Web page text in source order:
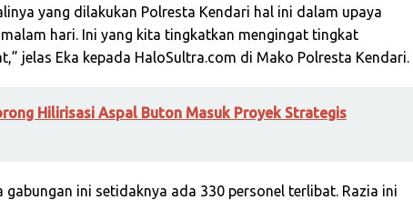
yang dilakukan Polresta Kendari hal ini dalam upaya
hari. Ini yang kita tingkatkan mengingat tingkat
jelas Eka kepada HaloSultra.com di Mako Polresta Kendari.
Hilirisasi Aspal Buton Masuk Proyek Strategis
gabungan ini setidaknya ada 330 personel terlibat. Razia ini